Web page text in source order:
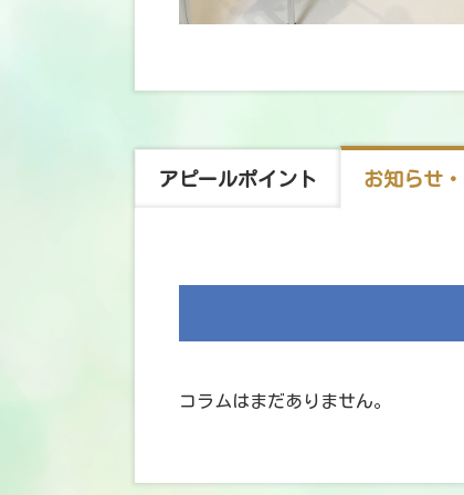
アピールポイント お知らせ・
コラムはまだありません。